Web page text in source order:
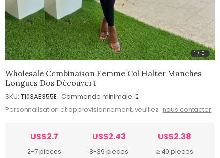
1 / 5
Wholesale Combinaison Femme Col Halter Manches
Longues Dos Découvert
SKU: T103AE355E Commande minimale: 2
Personnalisation et approvisionnement, veuillez nous contacter
US$2.7
2-7 pieces
US$2.43
8-39 pieces
US$2.38
≥ 40 pieces